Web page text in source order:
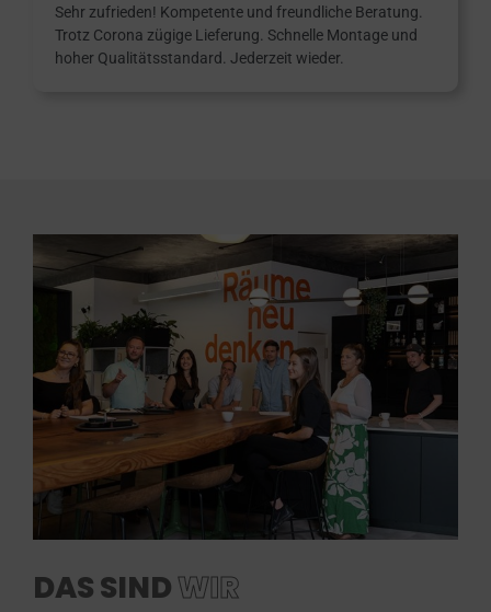
Sehr zufrieden! Kompetente und freundliche Beratung.
Trotz Corona zügige Lieferung. Schnelle Montage und
hoher Qualitätsstandard. Jederzeit wieder.
DAS SINDWIR